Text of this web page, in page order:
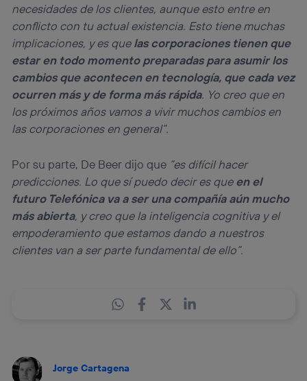
necesidades de los clientes, aunque esto entre en
conflicto con tu actual existencia. Esto tiene muchas
implicaciones, y es quelas corporaciones tienen que
estar en todo momento preparadas para asumir los
cambios que acontecen en tecnología, que cada vez
ocurren más y de forma más rápida. Yo creo que en
los próximos años vamos a vivir muchos cambios en
las corporaciones en general”.
Por su parte, De Beer dijo que “es difícil hacer
predicciones. Lo que sí puedo decir es queen el
futuro Telefónica va a ser una compañía aún mucho
más abierta, y creo que la inteligencia cognitiva y el
empoderamiento que estamos dando a nuestros
clientes van a ser parte fundamental de ello”.
Jorge Cartagena